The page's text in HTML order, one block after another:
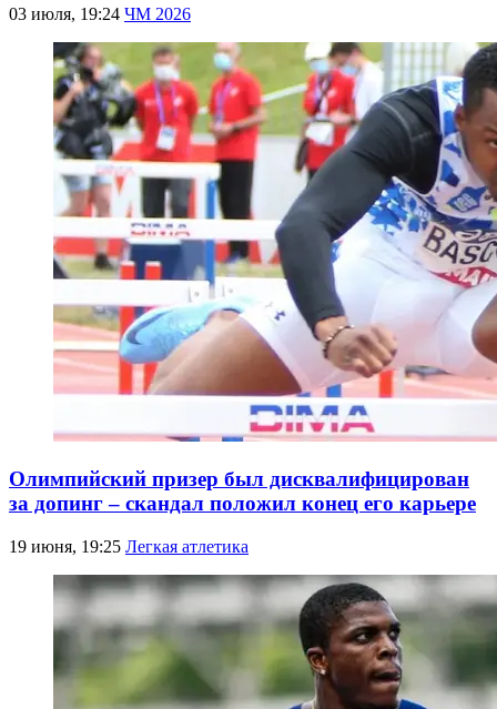
03 июля, 19:24 ЧМ 2026
Олимпийский призер был дисквалифицирован
за допинг – скандал положил конец его карьере
19 июня, 19:25 Легкая атлетика